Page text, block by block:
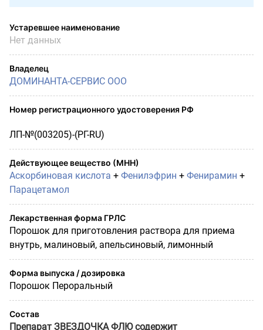
Устаревшее наименование
Нет данных
Владелец
ДОМИНАНТА-СЕРВИС ООО
Номер регистрационного удостоверения РФ
ЛП-№(003205)-(РГ-RU)
Действующее вещество (МНН)
Аскорбиновая кислота + Фенилэфрин + Фенирамин +
Парацетамол
Лекарственная форма ГРЛС
Порошок для приготовления раствора для приема
внутрь, малиновый, апельсиновый, лимонный
Форма выпуска / дозировка
Порошок Пероральный
Состав
Препарат ЗВЕЗДОЧКА ФЛЮ содержит